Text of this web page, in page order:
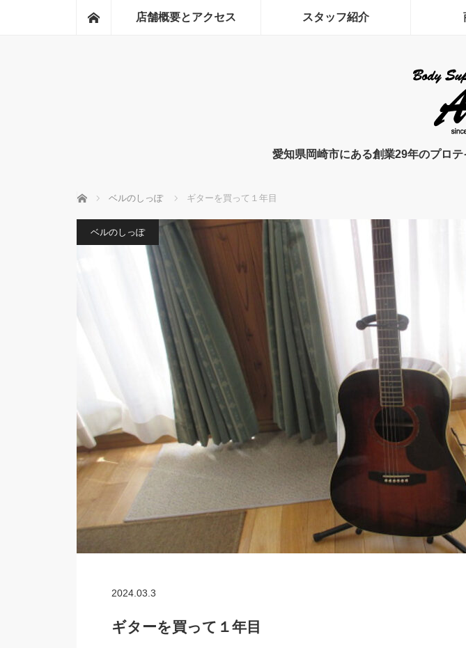
ホーム店舗概要とアクセス スタッフ紹介
愛知県岡崎市にある創業29年のプロ
ホーム ベルのしっぽ ギターを買って１年目
ベルのしっぽ
2024.03.3
ギターを買って１年目